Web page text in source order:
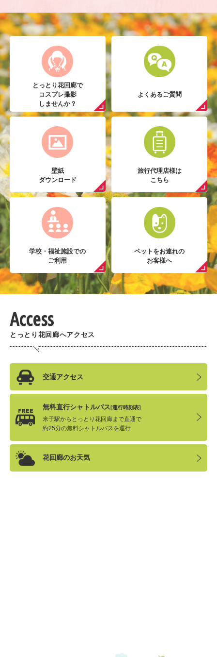
とっとり花回廊で
コスプレ撮影
しませんか？
よくあるご質問
壁紙
ダウンロード
旅行代理店様は
こちら
学校・福祉施設での
ご利用
ペットをお連れの
お客様へ
Access
とっとり花回廊へアクセス
交通アクセス
無料直行シャトルバス [運行時刻表]
米子駅からとっとり花回廊まで直通で
約25分の無料シャトルバスを運行
花回廊のお天気